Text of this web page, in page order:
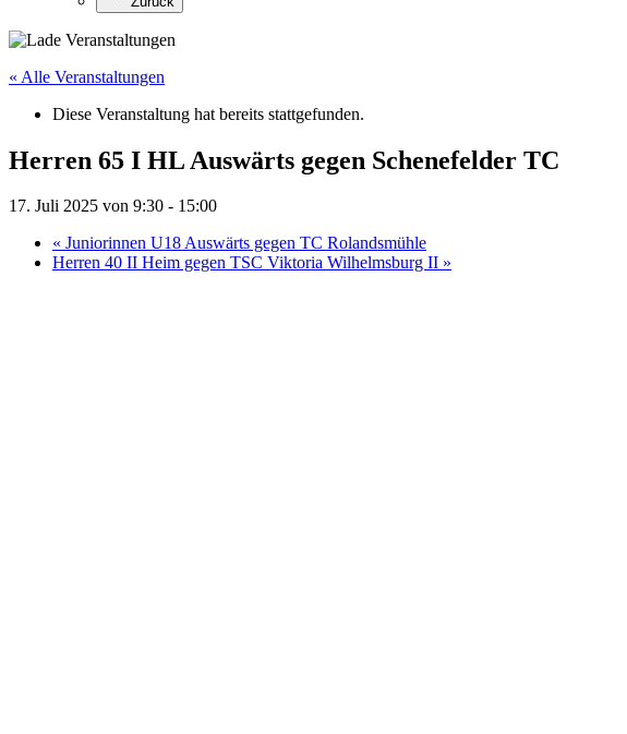
« Alle Veranstaltungen
Diese Veranstaltung hat bereits stattgefunden.
Herren 65 I HL Auswärts gegen Schenefelder TC
17. Juli 2025 von 9:30 - 15:00
« Juniorinnen U18 Auswärts gegen TC Rolandsmühle
Herren 40 II Heim gegen TSC Viktoria Wilhelmsburg II »